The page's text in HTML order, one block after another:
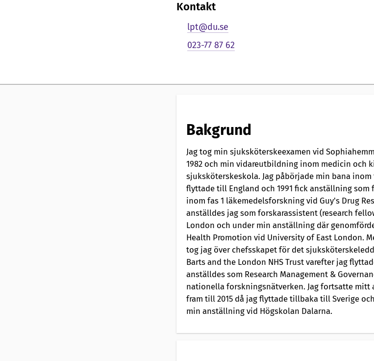
n
g
e
n
a
o
Kontakt
lpt@du.se
023-77 87 62
Bakgrund
Jag tog min sjuksköterskeexamen vid
1982 och min vidareutbildning inom medicin och
sjuksköterskeskola. Jag påbörjade min bana
flyttade till England och 1991 fick anställning
inom fas 1 läkemedelsforskning vid Guy's Drug
anställdes jag som forskarassistent (research
London och under min anställning där
Health Promotion vid University of East London.
tog jag över chefsskapet för det
Barts and the London NHS Trust varefter jag
anställdes som Research Management &
nationella forskningsnätverken. Jag fortsatte mitt
fram till 2015 då jag flyttade tillbaka till Sverige
min anställning vid Högskolan Dalarna.